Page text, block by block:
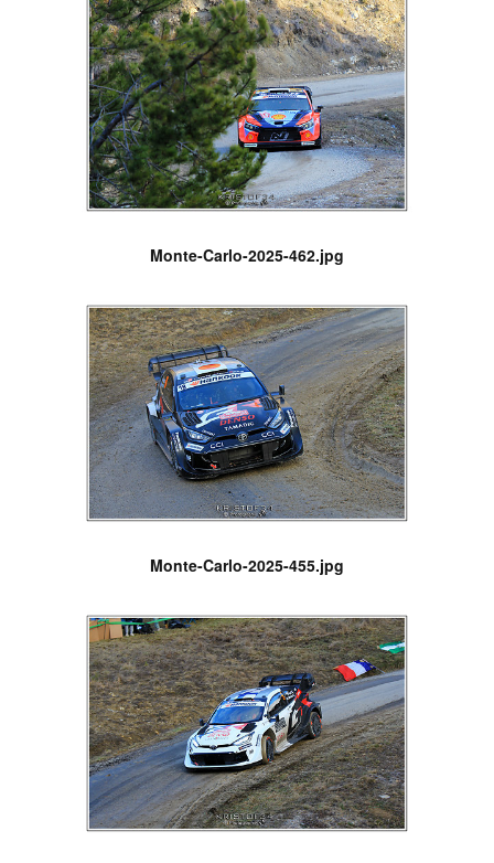
Monte-Carlo-2025-462.jpg
Monte-Carlo-2025-455.jpg